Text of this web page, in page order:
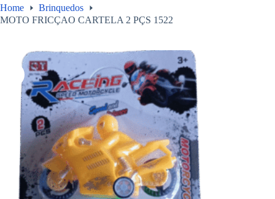
Home
Brinquedos
MOTO FRICÇAO CARTELA 2 PÇS 1522